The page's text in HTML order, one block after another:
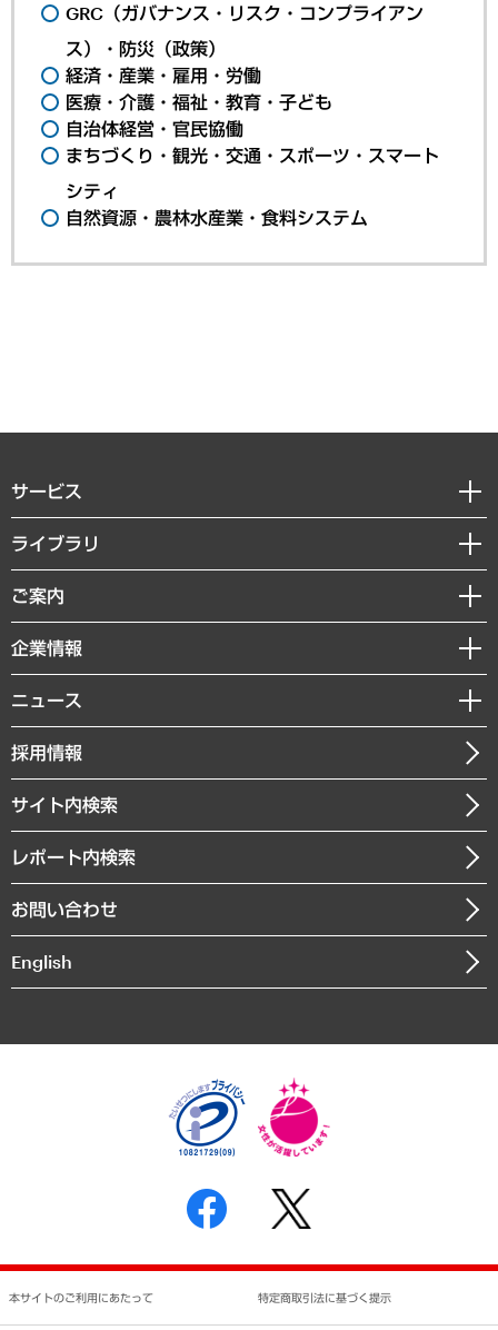
GRC（ガバナンス・リスク・コンプライアン
ス）・防災（政策）
経済・産業・雇用・労働
医療・介護・福祉・教育・子ども
自治体経営・官民協働
まちづくり・観光・交通・スポーツ・スマート
シティ
自然資源・農林水産業・食料システム
サービス
経営戦略
組織・人事戦略
デジタルイノベーション
共生・ダイバーシティ
GRC（ガバナンス・リスク・コンプライアンス）・防災（政策）
経済・産業・雇用・労働
まちづくり・観光・交通・スポーツ・スマートシティ
自然資源・農林水産業・食料システム
ライブラリ
経済調査
レポート
コラム
経営用語集
受託・受注実績（官公庁関連）
メディア掲載・出演
ご案内
セミナー・イベント情報
MUFGビジネスセミナー
受託案件情報
企業情報
私たちの想い
社長メッセージ
会社概要
沿革
組織図・本部部室紹介
インドネシア現地法人
個人情報保護方針
反社会的勢力に対する基本方針
書面による個人情報の開示等の請求の手続きについて
ニュース
ニュースリリース
お知らせ
採用情報
サイト内検索
レポート内検索
お問い合わせ
English
本サイトのご利用にあたって 特定商取引法に基づく提示